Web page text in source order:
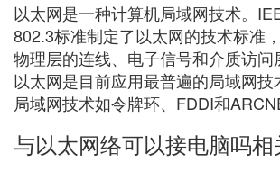
以太网是一种计算机局域网技术。
802.3标准制定了以太网的技术标准
物理层的连线、电子信号和介质访问
以太网是目前应用最普遍的局域网
局域网技术如令牌环、FDDI和
与以太网络可以接电脑吗